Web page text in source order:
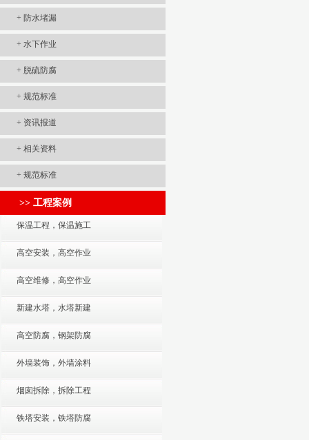
+ 防水堵漏
+ 水下作业
+ 脱硫防腐
+ 规范标准
+ 资讯报道
+ 相关资料
+ 规范标准
>> 工程案例
保温工程，保温施工
高空安装，高空作业
高空维修，高空作业
新建水塔，水塔新建
高空防腐，钢架防腐
外墙装饰，外墙涂料
烟囱拆除，拆除工程
铁塔安装，铁塔防腐